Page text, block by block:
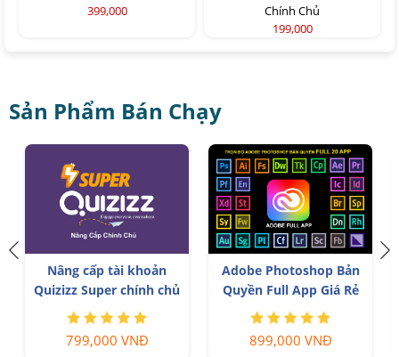
399,000
Chính Chủ
199,000
Sản Phẩm Bán Chạy
Nâng cấp tài khoản
Quizizz Super chính chủ
799,000 VNĐ
Adobe Photoshop Bản
Quyền Full App Giá Rẻ
899,000 VNĐ